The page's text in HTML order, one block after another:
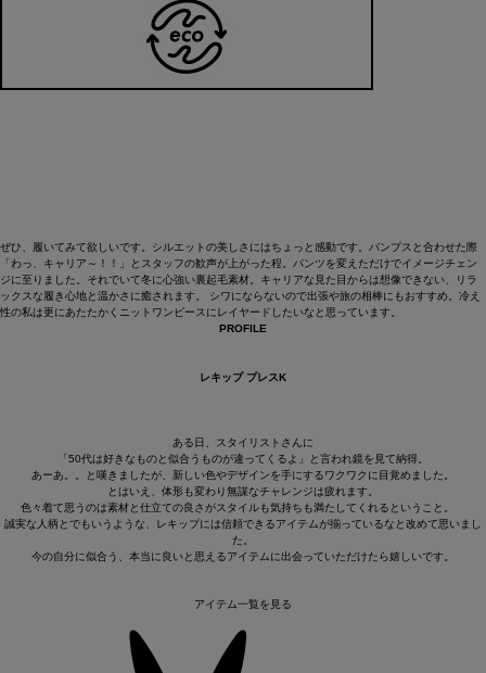
ぜひ、履いてみて欲しいです。シルエットの美しさにはちょっと感動です。パンプスと合わせた際
「わっ、キャリア～！！」とスタッフの歓声が上がった程。パンツを変えただけでイメージチェン
ジに至りました。それでいて冬に心強い裏起毛素材。キャリアな見た目からは想像できない、リラ
ックスな履き心地と温かさに癒されます。 シワにならないので出張や旅の相棒にもおすすめ。冷え
性の私は更にあたたかくニットワンピースにレイヤードしたいなと思っています。
PROFILE
レキップ プレスK
ある日、スタイリストさんに
「50代は好きなものと似合うものが違ってくるよ」と言われ鏡を見て納得。
あーあ。。と嘆きましたが、新しい色やデザインを手にするワクワクに目覚めました。
とはいえ、体形も変わり無謀なチャレンジは疲れます。
色々着て思うのは素材と仕立ての良さがスタイルも気持ちも満たしてくれるということ。
誠実な人柄とでもいうような、レキップには信頼できるアイテムが揃っているなと改めて思いまし
た。
今の自分に似合う、本当に良いと思えるアイテムに出会っていただけたら嬉しいです。
アイテム一覧を見る